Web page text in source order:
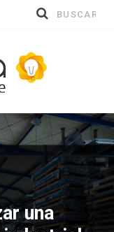
Buscar
una